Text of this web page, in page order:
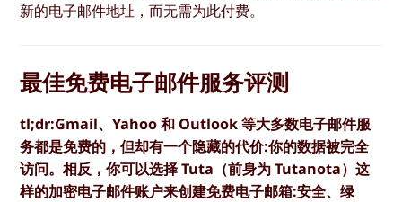
新的电子邮件地址，而无需为此付费。
最佳免费电子邮件服务评测
tl;dr:Gmail、Yahoo 和 Outlook 等大多数电子邮件服
务都是免费的，但却有一个隐藏的代价:你的数据被完全
访问。相反，你可以选择 Tuta（前身为 Tutanota）这
样的加密电子邮件账户来创建免费电子邮箱:安全、绿